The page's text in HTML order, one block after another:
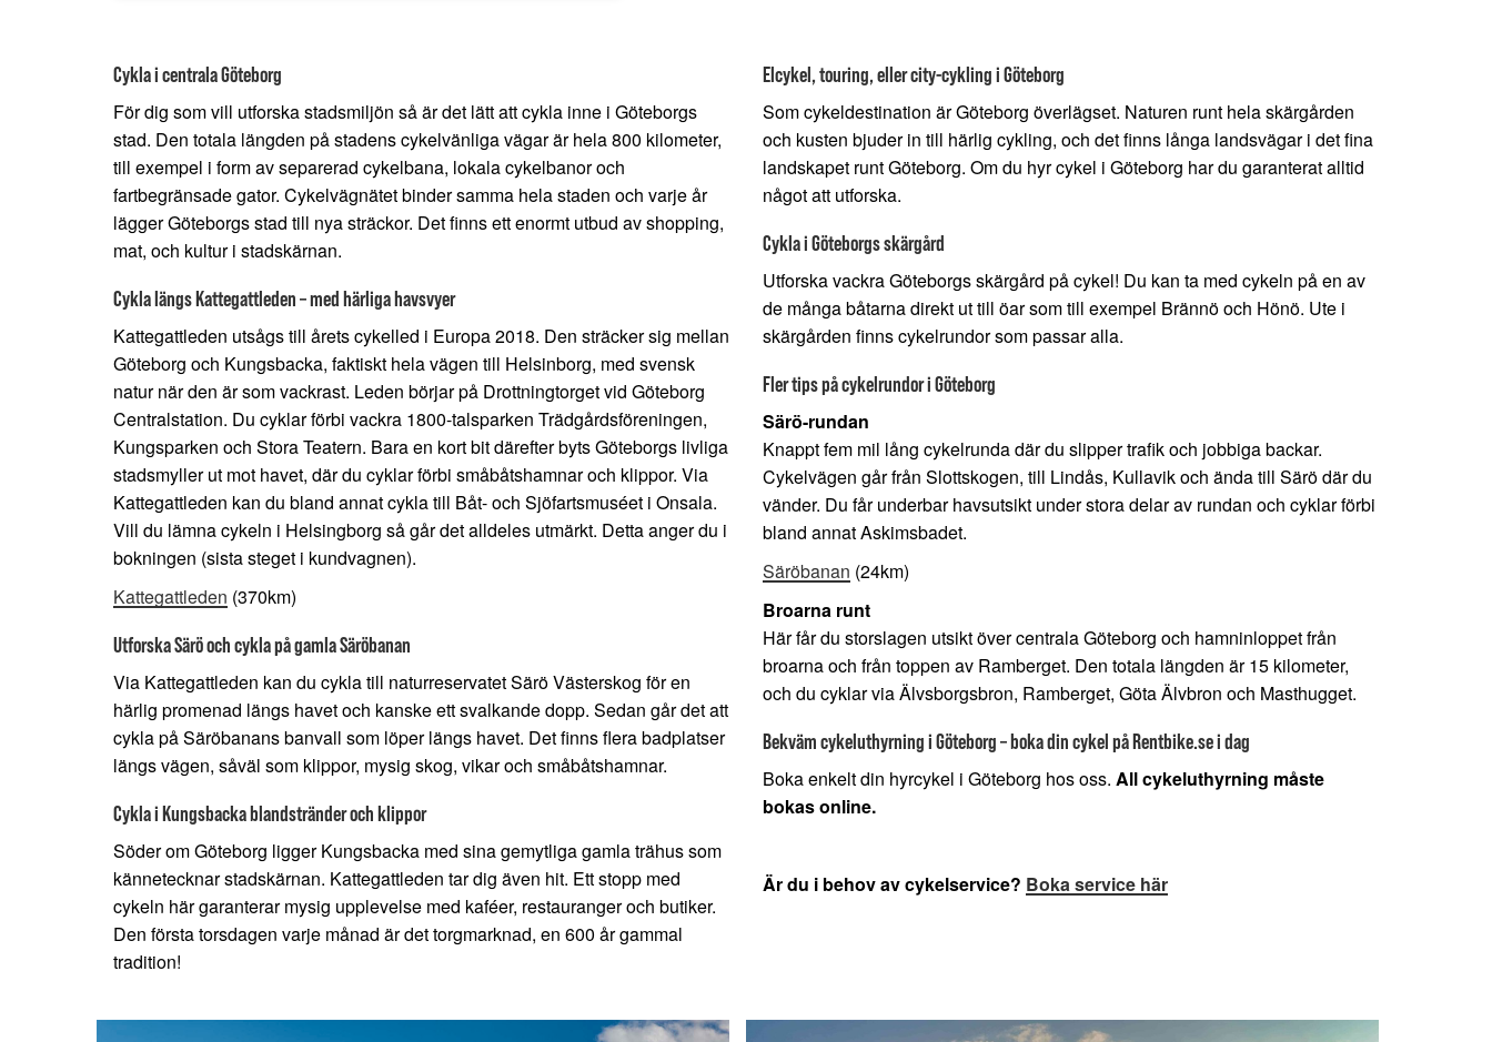
Cykla i centrala Göteborg
För dig som vill utforska stadsmiljön så är det lätt att cykla inne i Göteborgs
stad. Den totala längden på stadens cykelvänliga vägar är hela 800 kilometer,
till exempel i form av separerad cykelbana, lokala cykelbanor och
fartbegränsade gator. Cykelvägnätet binder samma hela staden och varje år
lägger Göteborgs stad till nya sträckor. Det finns ett enormt utbud av shopping,
mat, och kultur i stadskärnan.
Cykla längs Kattegattleden – med härliga havsvyer
Kattegattleden utsågs till årets cykelled i Europa 2018. Den sträcker sig mellan
Göteborg och Kungsbacka, faktiskt hela vägen till Helsinborg, med svensk
natur när den är som vackrast. Leden börjar på Drottningtorget vid Göteborg
Centralstation. Du cyklar förbi vackra 1800-talsparken Trädgårdsföreningen,
Kungsparken och Stora Teatern. Bara en kort bit därefter byts Göteborgs livliga
stadsmyller ut mot havet, där du cyklar förbi småbåtshamnar och klippor. Via
Kattegattleden kan du bland annat cykla till Båt- och Sjöfartsmuséet i Onsala.
Vill du lämna cykeln i Helsingborg så går det alldeles utmärkt. Detta anger du i
bokningen (sista steget i kundvagnen).
Kattegattleden (370km)
Utforska Särö och cykla på gamla Säröbanan
Via Kattegattleden kan du cykla till naturreservatet Särö Västerskog för en
härlig promenad längs havet och kanske ett svalkande dopp. Sedan går det att
cykla på Säröbanans banvall som löper längs havet. Det finns flera badplatser
längs vägen, såväl som klippor, mysig skog, vikar och småbåtshamnar.
Cykla i Kungsbacka blandstränder och klippor
Söder om Göteborg ligger Kungsbacka med sina gemytliga gamla trähus som
kännetecknar stadskärnan. Kattegattleden tar dig även hit. Ett stopp med
cykeln här garanterar mysig upplevelse med kaféer, restauranger och butiker.
Den första torsdagen varje månad är det torgmarknad, en 600 år gammal
tradition!
Elcykel, touring, eller city-cykling i Göteborg
Som cykeldestination är Göteborg överlägset. Naturen runt hela skärgården
och kusten bjuder in till härlig cykling, och det finns långa landsvägar i det fina
landskapet runt Göteborg. Om du hyr cykel i Göteborg har du garanterat alltid
något att utforska.
Cykla i Göteborgs skärgård
Utforska vackra Göteborgs skärgård på cykel! Du kan ta med cykeln på en av
de många båtarna direkt ut till öar som till exempel Brännö och Hönö. Ute i
skärgården finns cykelrundor som passar alla.
Fler tips på cykelrundor i Göteborg
Särö-rundan
Knappt fem mil lång cykelrunda där du slipper trafik och jobbiga backar.
Cykelvägen går från Slottskogen, till Lindås, Kullavik och ända till Särö där du
vänder. Du får underbar havsutsikt under stora delar av rundan och cyklar förbi
bland annat Askimsbadet.
Säröbanan (24km)
Broarna runt
Här får du storslagen utsikt över centrala Göteborg och hamninloppet från
broarna och från toppen av Ramberget. Den totala längden är 15 kilometer,
och du cyklar via Älvsborgsbron, Ramberget, Göta Älvbron och Masthugget.
Bekväm cykeluthyrning i Göteborg – boka din cykel på Rentbike.se i dag
Boka enkelt din hyrcykel i Göteborg hos oss. All cykeluthyrning måste
bokas online.
Är du i behov av cykelservice? Boka service här